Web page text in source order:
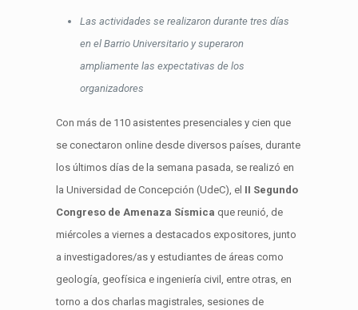
Las actividades se realizaron durante tres días
en el Barrio Universitario y superaron
ampliamente las expectativas de los
organizadores
Con más de 110 asistentes presenciales y cien que
se conectaron online desde diversos países, durante
los últimos días de la semana pasada, se realizó en
la Universidad de Concepción (UdeC), el II Segundo
Congreso de Amenaza Sísmica que reunió, de
miércoles a viernes a destacados expositores, junto
a investigadores/as y estudiantes de áreas como
geología, geofísica e ingeniería civil, entre otras, en
torno a dos charlas magistrales, sesiones de